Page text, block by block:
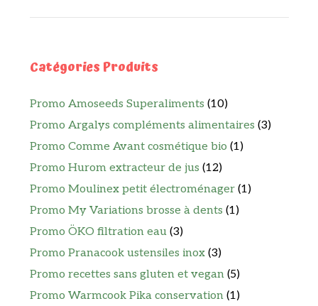
Catégories Produits
Promo Amoseeds Superaliments (10)
Promo Argalys compléments alimentaires (3)
Promo Comme Avant cosmétique bio (1)
Promo Hurom extracteur de jus (12)
Promo Moulinex petit électroménager (1)
Promo My Variations brosse à dents (1)
Promo ÖKO filtration eau (3)
Promo Pranacook ustensiles inox (3)
Promo recettes sans gluten et vegan (5)
Promo Warmcook Pika conservation (1)